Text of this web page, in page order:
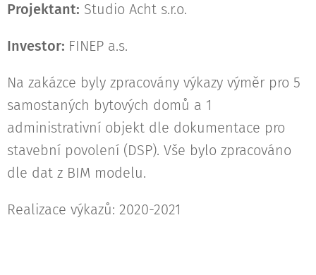
Projektant: Studio Acht s.r.o.
Investor: FINEP a.s.
Na zakázce byly zpracovány výkazy výměr pro 5
samostaných bytových domů a 1
administrativní objekt dle dokumentace pro
stavební povolení (DSP). Vše bylo zpracováno
dle dat z BIM modelu.
Realizace výkazů: 2020-2021